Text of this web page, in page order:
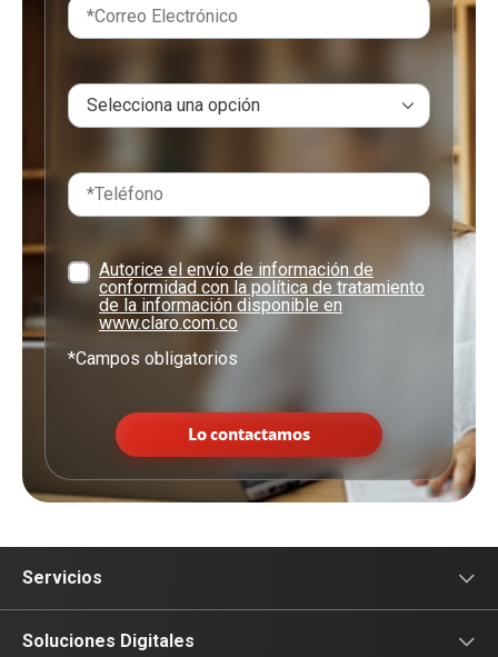
Autorice el envío de información de
conformidad con la política de tratamiento
de la información disponible en
www.claro.com.co
*Campos obligatorios
Lo contactamos
Servicios
Conectividad
Soluciones Digitales